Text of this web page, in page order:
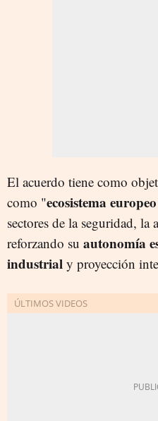
El acuerdo tiene como
como "ecosistema
sectores de la seguridad, la
reforzando su autonomía
industrial y proyección